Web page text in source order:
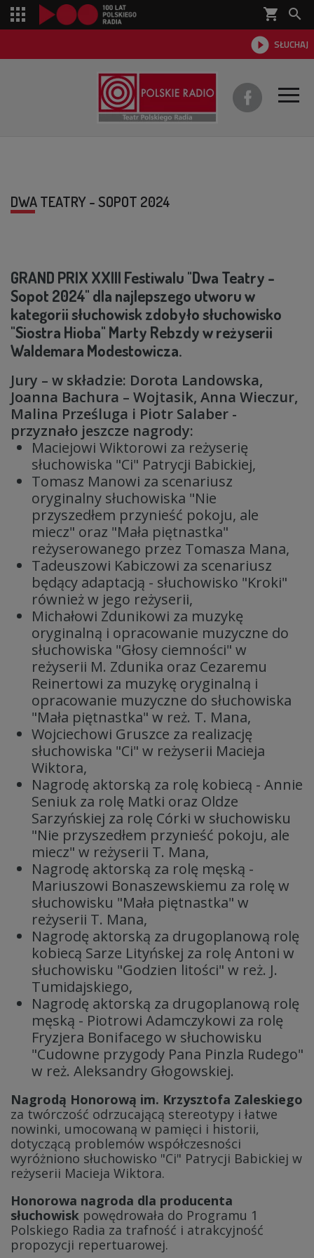
shopping_cart 
 SŁUCHAJ

DWA TEATRY 2026
MISTRZOWIE
MATYSIAKOWIE
W JEZIORANACH
DWA TEATRY - SOPOT 2024
GRAND PRIX XXIII Festiwalu "Dwa Teatry -
Sopot 2024" dla najlepszego utworu w
kategorii słuchowisk zdobyło słuchowisko
"Siostra Hioba" Marty Rebzdy w reżyserii
Waldemara Modestowicza.
Jury – w składzie: Dorota Landowska,
Joanna Bachura – Wojtasik, Anna Wieczur,
Malina Prześluga i Piotr Salaber -
przyznało jeszcze nagrody:
Maciejowi Wiktorowi za reżyserię
słuchowiska "Ci" Patrycji Babickiej,
Tomasz Manowi za scenariusz
oryginalny słuchowiska "Nie
przyszedłem przynieść pokoju, ale
miecz" oraz "Mała piętnastka"
reżyserowanego przez Tomasza Mana,
Tadeuszowi Kabiczowi za scenariusz
będący adaptacją - słuchowisko "Kroki"
również w jego reżyserii,
Michałowi Zdunikowi za muzykę
oryginalną i opracowanie muzyczne do
słuchowiska "Głosy ciemności" w
reżyserii M. Zdunika oraz Cezaremu
Reinertowi za muzykę oryginalną i
opracowanie muzyczne do słuchowiska
"Mała piętnastka" w reż. T. Mana,
Wojciechowi Gruszce za realizację
słuchowiska "Ci" w reżyserii Macieja
Wiktora,
Nagrodę aktorską za rolę kobiecą - Annie
Seniuk za rolę Matki oraz Oldze
Sarzyńskiej za rolę Córki w słuchowisku
"Nie przyszedłem przynieść pokoju, ale
miecz" w reżyserii T. Mana,
Nagrodę aktorską za rolę męską -
Mariuszowi Bonaszewskiemu za rolę w
słuchowisku "Mała piętnastka" w
reżyserii T. Mana,
Nagrodę aktorską za drugoplanową rolę
kobiecą Sarze Lityńskej za rolę Antoni w
słuchowisku "Godzien litości" w reż. J.
Tumidajskiego,
Nagrodę aktorską za drugoplanową rolę
męską - Piotrowi Adamczykowi za rolę
Fryzjera Bonifacego w słuchowisku
"Cudowne przygody Pana Pinzla Rudego"
w reż. Aleksandry Głogowskiej.
Nagrodą Honorową im. Krzysztofa Zaleskiego
za twórczość odrzucającą stereotypy i łatwe
nowinki, umocowaną w pamięci i historii,
dotyczącą problemów współczesności
wyróżniono słuchowisko "Ci" Patrycji Babickiej w
reżyserii Macieja Wiktora.
Honorowa nagroda dla producenta
słuchowisk powędrowała do Programu 1
Polskiego Radia za trafność i atrakcyjność
propozycji repertuarowej.